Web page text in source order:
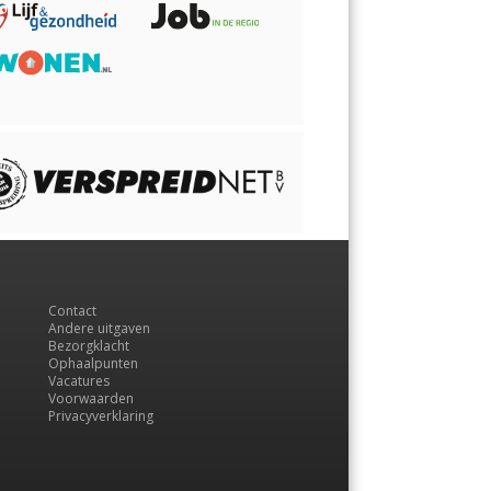
Contact
Andere uitgaven
Bezorgklacht
Ophaalpunten
Vacatures
Voorwaarden
Privacyverklaring